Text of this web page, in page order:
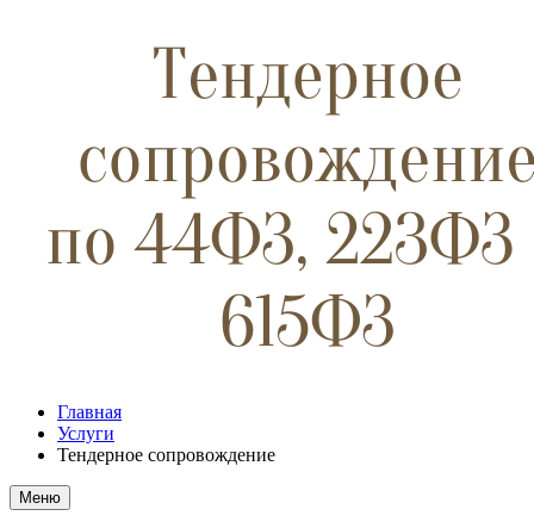
Главная
Услуги
Тендерное сопровождение
Меню